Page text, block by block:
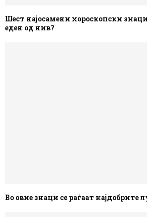
Шест најосамени хороскопски
еден од нив?
Во овие знаци се раѓаат најдобрите